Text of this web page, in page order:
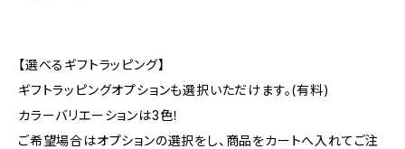
【選べるギフトラッピング】
ギフトラッピングオプションも選択いただけます。(有料)
カラーバリエーションは3色！
ご希望場合はオプションの選択をし、商品をカートへ入れてご注